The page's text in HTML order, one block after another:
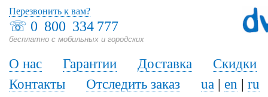
☏ 0 800 334 777
бесплатно с мобильных и городских
Перезвонить к вам?
О нас Гарантии Доставка
Скидки
Контакты
Отследить заказ ua | en | ru